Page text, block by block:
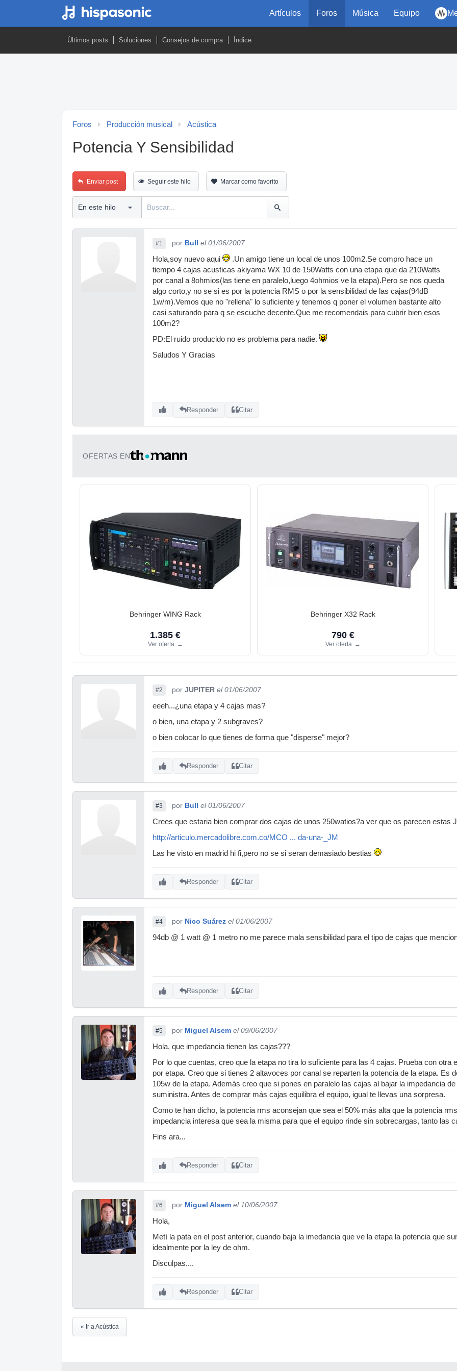
Artículos Foros Música Equipo
Últimos posts Soluciones Consejos de compra Índice
Foros Producción musical Acústica
Potencia Y Sensibilidad
Enviar post Seguir este hilo Marcar como favorito
#1 por Bull el 01/06/2007
Hola,soy nuevo aqui
.Un amigo tiene un local de unos 100m2.Se compro hace un
tiempo 4 cajas acusticas akiyama WX 10 de 150Watts con una etapa que da 210Watts
por canal a 8ohmios(las tiene en paralelo,luego 4ohmios ve la etapa).Pero se nos queda
algo corto,y no se si es por la potencia RMS o por la sensibilidad de las cajas(94dB
1w/m).Vemos que no "rellena" lo suficiente y tenemos q poner el volumen bastante alto
casi saturando para q se escuche decente.Que me recomendais para cubrir bien esos
100m2?
PD:El ruido producido no es problema para nadie.
Saludos Y Gracias
Responder Citar
OFERTAS EN
Behringer WING Rack
1.385 €
Ver oferta →
Behringer X32 Rack
790 €
Ver oferta →
#2 por JUPITER el 01/06/2007
eeeh...¿una etapa y 4 cajas mas?
o bien, una etapa y 2 subgraves?
o bien colocar lo que tienes de forma que "disperse" mejor?
Responder Citar
#3 por Bull el 01/06/2007
Crees que estaria bien comprar dos cajas de unos 250watios?a ver que os parecen estas
http://articulo.mercadolibre.com.co/MCO ... da-una-_JM
Las he visto en madrid hi fi,pero no se si seran demasiado bestias
Responder Citar
#4 por Nico Suárez el 01/06/2007
94db @ 1 watt @ 1 metro no me parece mala sensibilidad para el tipo de cajas que
Responder Citar
#5 por Miguel Alsem el 09/06/2007
Hola, que impedancia tienen las cajas???
Por lo que cuentas, creo que la etapa no tira lo suficiente para las 4 cajas. Prueba con
por etapa. Creo que si tienes 2 altavoces por canal se reparten la potencia de la etapa. Es
105w de la etapa. Además creo que si pones en paralelo las cajas al bajar la impedancia
suministra. Antes de comprar más cajas equilibra el equipo, igual te llevas una sorpresa.
Como te han dicho, la potencia rms aconsejan que sea el 50% más alta que la potencia
impedancia interesa que sea la misma para que el equipo rinde sin sobrecargas, tanto las
Fins ara...
Responder Citar
#6 por Miguel Alsem el 10/06/2007
Hola,
Metí la pata en el post anterior, cuando baja la imedancia que ve la etapa la potencia que
idealmente por la ley de ohm.
Disculpas....
Responder Citar
« Ir a Acústica